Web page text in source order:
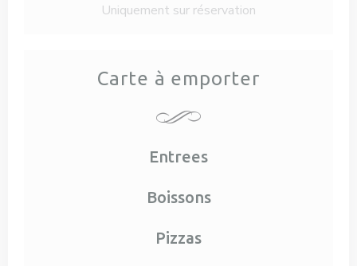
Uniquement sur réservation
Carte à emporter
Entrees
Boissons
Pizzas